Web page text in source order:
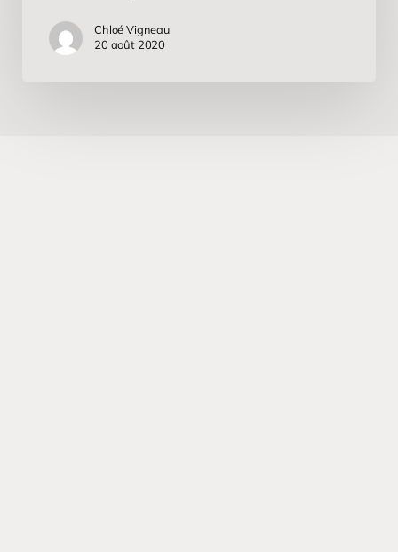
Chloé Vigneau
20 août 2020